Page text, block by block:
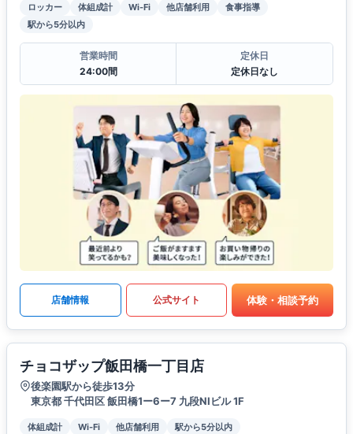
ロッカー 体組成計 Wi-Fi 他店舗利用
食事指導
駅から5分以内
営業時間
24:00間
定休日
定休日なし
店舗情報 公式サイト 体験・相談予約
チョコザップ飯田橋一丁目店
後楽園駅から徒歩13分
東京都 千代田区 飯田橋1ー6ー7 九段NIビル 1F
体組成計 Wi-Fi 他店舗利用 駅から5分以内